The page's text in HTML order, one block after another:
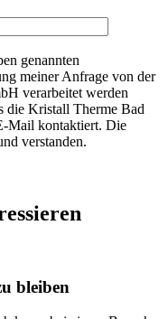
genannten
meiner Anfrage von der
verarbeitet werden
die Kristall Therme Bad
Mail kontaktiert. Die
verstanden.
bleiben